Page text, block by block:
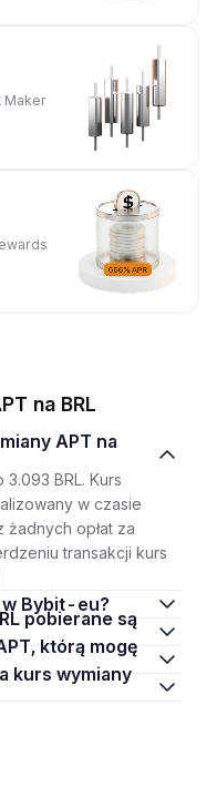
Maker
na BRL
BRL. Kurs
w czasie
opłat za
transakcji kurs
w Bybit-eu?